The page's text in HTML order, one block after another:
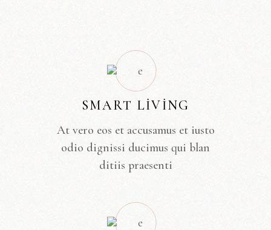
SMART LIVING
At vero eos et accusamus et iusto
odio dignissi ducimus qui blan
ditiis praesenti